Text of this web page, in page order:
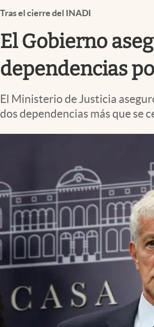
Clima
Mundial 2026
Eventos Corporativos
El Cronista Studio
Mediakit
abre en nueva pestaña
Tras el cierre del INADI
El Gobierno
dependencias
El Ministerio de Justicia
dos dependencias más que se